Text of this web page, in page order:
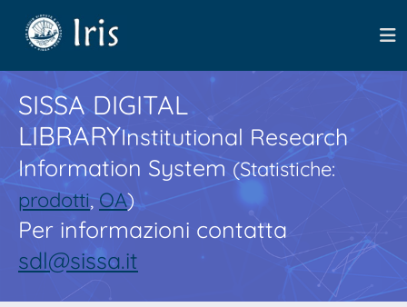
SISSA DIGITAL
LIBRARYInstitutional Research
Information System(Statistiche:
prodotti,OA)
Per informazioni contatta
sdl@sissa.it